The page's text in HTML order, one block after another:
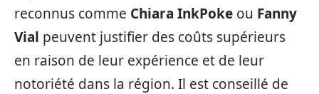
reconnus comme Chiara InkPoke ou Fanny
Vial peuvent justifier des coûts supérieurs
en raison de leur expérience et de leur
notoriété dans la région. Il est conseillé de